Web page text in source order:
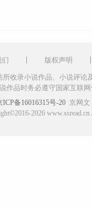
们 版权声明
所收录小说作品、小说评论
作品时务必遵守国家互联
ICP备16016315号-20 京网文
2026